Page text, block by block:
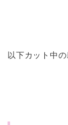
以下カット中の